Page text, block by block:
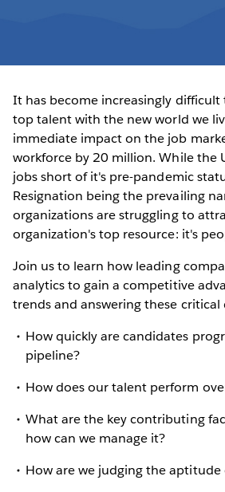
It has become increasingly
top talent with the new world we
immediate impact on the job
workforce by 20 million. While the
jobs short of it's pre-pandemic
Resignation being the prevailing
organizations are struggling to
organization's top resource: it's
Join us to learn how leading
analytics to gain a competitive
trends and answering these critical
How quickly are candidates
pipeline?
How does our talent perform
What are the key contributing
how can we manage it?
How are we judging the